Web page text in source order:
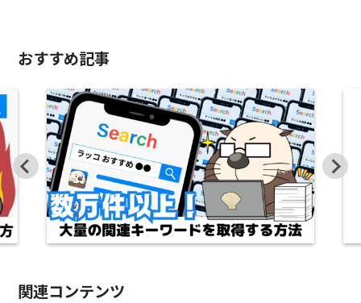
おすすめ記事
関連コンテンツ